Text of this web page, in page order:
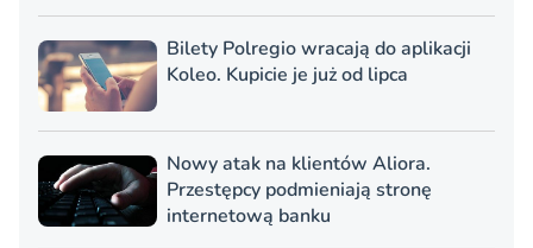
Bilety Polregio wracają do aplikacji
Koleo. Kupicie je już od lipca
Nowy atak na klientów Aliora.
Przestępcy podmieniają stronę
internetową banku